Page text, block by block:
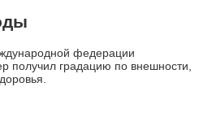
федерации
получил градацию по внешности,